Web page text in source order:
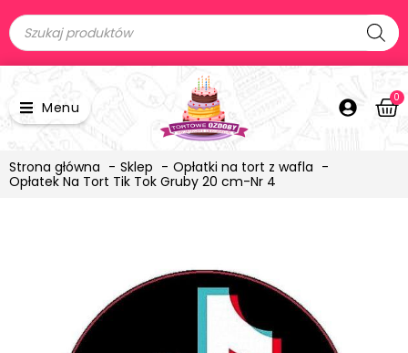
Menu
0
Strona główna Sklep
Opłatki na tort z wafla
Opłatek Na Tort Tik Tok Gruby 20 cm-Nr 4